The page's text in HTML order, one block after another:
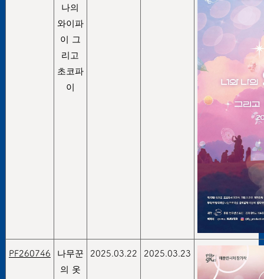
나의
와이파
이 그
리고
초코파
이
PF260746
나무꾼
의 옷
2025.03.22 2025.03.23